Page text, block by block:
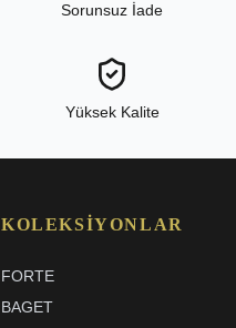
Sorunsuz İade
Yüksek Kalite
KOLEKSIYONLAR
FORTE
BAGET